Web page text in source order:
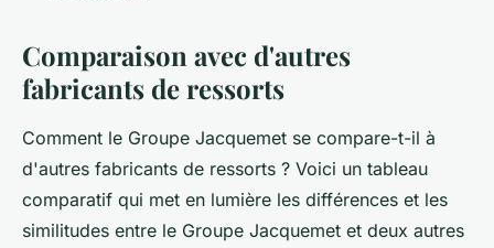
Comparaison avec d'autres
fabricants de ressorts
Comment le Groupe Jacquemet se compare-t-il à
d'autres fabricants de ressorts ? Voici un tableau
comparatif qui met en lumière les différences et les
similitudes entre le Groupe Jacquemet et deux autres